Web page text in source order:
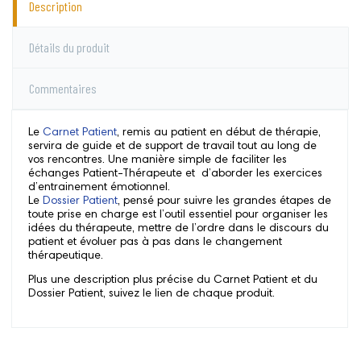
Description
Détails du produit
Commentaires
Le Carnet Patient, remis au patient en début de thérapie,
servira de guide et de support de travail tout au long de
vos rencontres. Une manière simple de faciliter les
échanges Patient-Thérapeute et d’aborder les exercices
d’entrainement émotionnel.
Le Dossier Patient, pensé pour suivre les grandes étapes de
toute prise en charge est l’outil essentiel pour organiser les
idées du thérapeute, mettre de l’ordre dans le discours du
patient et évoluer pas à pas dans le changement
thérapeutique.
Plus une description plus précise du Carnet Patient et du
Dossier Patient, suivez le lien de chaque produit.